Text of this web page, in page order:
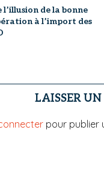
l’illusion de la bonne
à l’import des
LAISSER
pour publier